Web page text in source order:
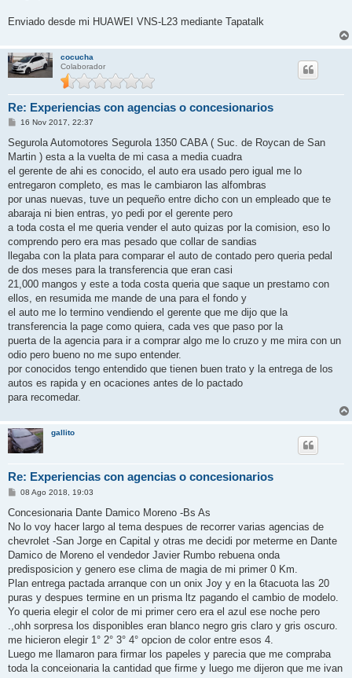
Enviado desde mi HUAWEI VNS-L23 mediante Tapatalk
cocucha
Colaborador
Re: Experiencias con agencias o concesionarios
M
n
a
e
16 Nov 2017, 22:37
Segurola Automotores Segurola 1350 CABA ( Suc. de Roycan de San
Martin ) esta a la vuelta de mi casa a media cuadra
el gerente de ahi es conocido, el auto era usado pero igual me lo
entregaron completo, es mas le cambiaron las alfombras
por unas nuevas, tuve un pequeño entre dicho con un empleado que te
abaraja ni bien entras, yo pedi por el gerente pero
a toda costa el me queria vender el auto quizas por la comision, eso lo
comprendo pero era mas pesado que collar de sandias
llegaba con la plata para comparar el auto de contado pero queria pedal
de dos meses para la transferencia que eran casi
21,000 mangos y este a toda costa queria que saque un prestamo con
ellos, en resumida me mande de una para el fondo y
el auto me lo termino vendiendo el gerente que me dijo que la
transferencia la page como quiera, cada ves que paso por la
puerta de la agencia para ir a comprar algo me lo cruzo y me mira con un
odio pero bueno no me supo entender.
por conocidos tengo entendido que tienen buen trato y la entrega de los
autos es rapida y en ocaciones antes de lo pactado
para recomedar.
gallito
Re: Experiencias con agencias o concesionarios
M
n
a
j
08 Ago 2018, 19:03
Concesionaria Dante Damico Moreno -Bs As
No lo voy hacer largo al tema despues de recorrer varias agencias de
chevrolet -San Jorge en Capital y otras me decidi por meterme en Dante
Damico de Moreno el vendedor Javier Rumbo rebuena onda
predisposicion y genero ese clima de magia de mi primer 0 Km.
Plan entrega pactada arranque con un onix Joy y en la 6tacuota las 20
puras y despues termine en un prisma ltz pagando el cambio de modelo.
Yo queria elegir el color de mi primer cero era el azul ese noche pero
.,ohh sorpresa los disponibles eran blanco negro gris claro y gris oscuro.
me hicieron elegir 1° 2° 3° 4° opcion de color entre esos 4.
Luego me llamaron para firmar los papeles y parecia que me compraba
toda la conceionaria la cantidad que firme y luego me dijeron que me ivan